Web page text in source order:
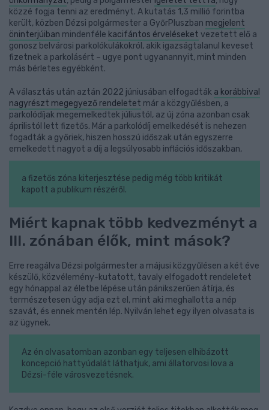
közzé fogja tenni az eredményt. A kutatás 1,3 millió forintba
került, közben Dézsi polgármester a GyőrPluszban megjelent
öninterjúiban mindenféle kacifántos érveléseket vezetett elő a
gonosz belvárosi parkolókulákokról, akik igazságtalanul keveset
fizetnek a parkolásért – ugye pont ugyanannyit, mint minden
más bérletes egyébként.
A választás után aztán 2022 júniusában elfogadták a korábbival
nagyrészt megegyező rendeletet már a közgyűlésben, a
parkolódíjak megemelkedtek júliustól, az új zóna azonban csak
áprilistól lett fizetős. Már a parkolódíj emelkedését is nehezen
fogadták a győriek, hiszen hosszú időszak után egyszerre
emelkedett nagyot a díj a legsúlyosabb inflációs időszakban,
a fizetős zóna kiterjesztése pedig még több kritikát
kapott a publikum részéről.
Miért kapnak több kedvezményt a
III. zónában élők, mint mások?
Erre reagálva Dézsi polgármester a májusi közgyűlésen a két éve
készülő, közvélemény-kutatott, tavaly elfogadott rendeletet
egy hónappal az életbe lépése után pánikszerűen átírja, és
természetesen úgy adja ezt el, mint aki meghallotta a nép
szavát, és ennek mentén lép. Nyilván lehet egy ilyen olvasata is
az ügynek.
Az én olvasatomban azonban egy teljesen elhibázott
koncepció hattyúdalát láthatjuk, ami állatorvosi lova a
Dézsi-féle városvezetésnek.